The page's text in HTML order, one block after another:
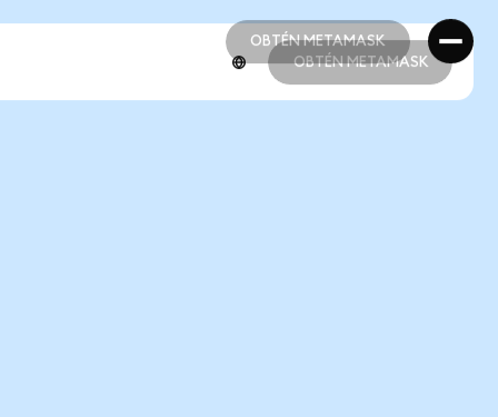
OBTÉN METAMASK
OBTÉN METAMASK
OBTÉN METAMASK